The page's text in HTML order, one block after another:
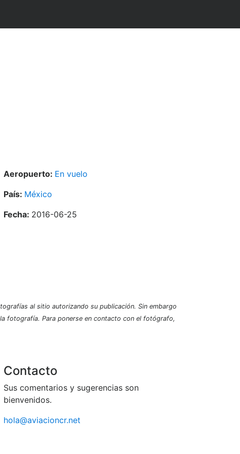
Aeropuerto: En vuelo
País: México
Fecha: 2016-06-25
al sitio autorizando su publicación. Sin embargo
fotografía. Para ponerse en contacto con el fotógrafo,
Contacto
Sus comentarios y sugerencias son
bienvenidos.
hola@aviacioncr.net